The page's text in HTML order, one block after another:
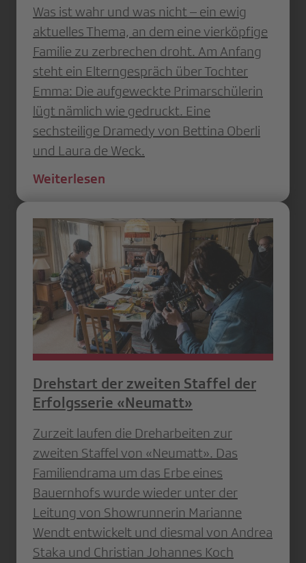
Was ist wahr und was nicht – ein ewig
aktuelles Thema, an dem eine vierköpfige
Familie zu zerbrechen droht. Am Anfang
steht ein Elterngespräch über Tochter
Emma: Die aufgeweckte Primarschülerin
lügt nämlich wie gedruckt. Eine
sechsteilige Dramedy von Bettina Oberli
und Laura de Weck.
Weiterlesen
Drehstart der zweiten Staffel der
Erfolgsserie «Neumatt»
Zurzeit laufen die Dreharbeiten zur
zweiten Staffel von «Neumatt». Das
Familiendrama um das Erbe eines
Bauernhofs wurde wieder unter der
Leitung von Showrunnerin Marianne
Wendt entwickelt und diesmal von Andrea
Staka und Christian Johannes Koch